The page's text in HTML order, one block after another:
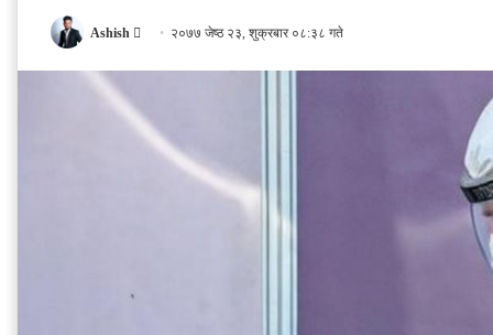
Ashish
Send २०७७ जेष्ठ २३, शुक्रबार ०८:३८ गते